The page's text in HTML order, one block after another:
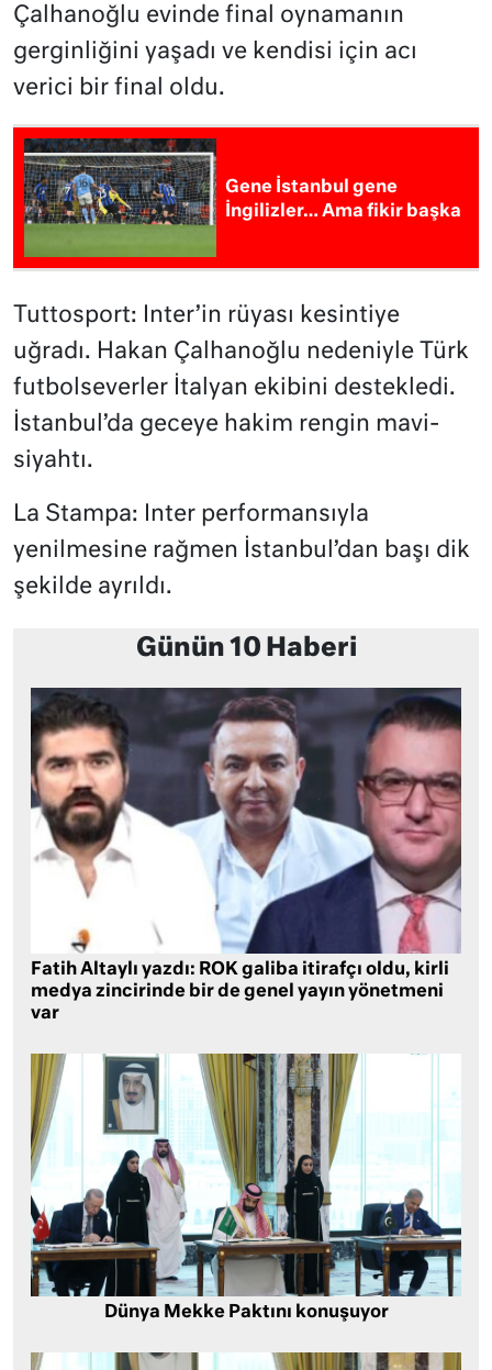
Çalhanoğlu evinde final oynamanın
gerginliğini yaşadı ve kendisi için acı
verici bir final oldu.
Gene İstanbul gene
İngilizler… Ama fikir başka
Tuttosport: Inter’in rüyası kesintiye
uğradı. Hakan Çalhanoğlu nedeniyle Türk
futbolseverler İtalyan ekibini destekledi.
İstanbul’da geceye hakim rengin mavi-
siyahtı.
La Stampa: Inter performansıyla
yenilmesine rağmen İstanbul’dan başı dik
şekilde ayrıldı.
Günün 10 Haberi
Fatih Altaylı yazdı: ROK galiba itirafçı oldu, kirli
medya zincirinde bir de genel yayın yönetmeni
var
Dünya Mekke Paktını konuşuyor